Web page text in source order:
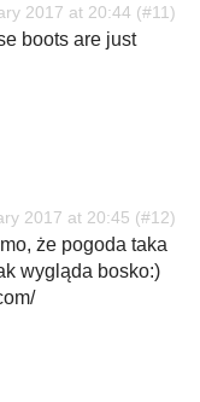
2017 at 20:44
boots are just
2017 at 20:45
że pogoda taka
wygląda bosko:)